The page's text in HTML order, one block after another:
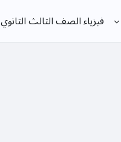
فيزياء الصف الثالث الثانوي